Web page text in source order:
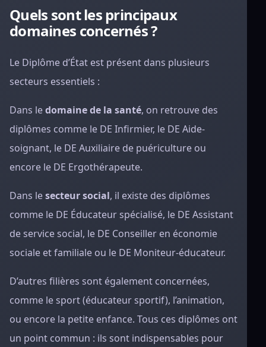
Quels sont les principaux
domaines concernés ?
Le Diplôme d’État est présent dans plusieurs
secteurs essentiels :
Dans ledomaine de la santé, on retrouve des
diplômes comme le DE Infirmier, le DE Aide-
soignant, le DE Auxiliaire de puériculture ou
encore le DE Ergothérapeute.
Dans lesecteur social, il existe des diplômes
comme le DE Éducateur spécialisé, le DE Assistant
de service social, le DE Conseiller en économie
sociale et familiale ou le DE Moniteur-éducateur.
D’autres filières sont également concernées,
comme le sport (éducateur sportif), l’animation,
ou encore la petite enfance. Tous ces diplômes ont
un point commun : ils sont indispensables pour